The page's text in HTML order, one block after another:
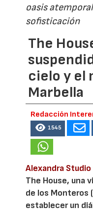
oasis
sofisticación
The
cielo y el
Marbella
Redacción
1545
Alexandra Studio
The House, una
de los Monteros
establecer un